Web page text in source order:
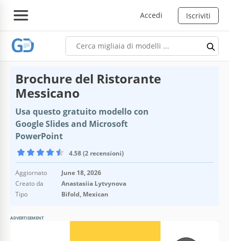
Accedi Iscriviti
Brochure del Ristorante
Messicano
Usa questo gratuito modello con
Google Slides and Microsoft
PowerPoint
4.58 (2 recensioni)
Aggiornato
June 18, 2026
Creato da
Anastasiia Lytvynova
Tipo
Bifold, Mexican
ADVERTISEMENT